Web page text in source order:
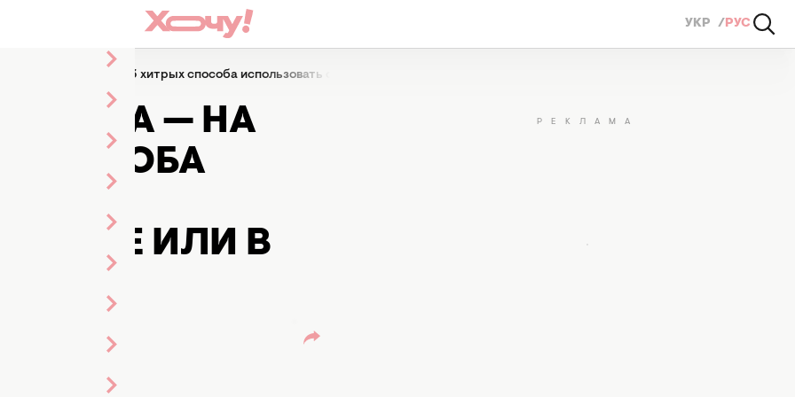
УКР РУС
бака — на грядки: 3 хитрых способа использовать старые карандаши на огороде или в саду
БАКА — НА
СПОСОБА
ИЛИ В